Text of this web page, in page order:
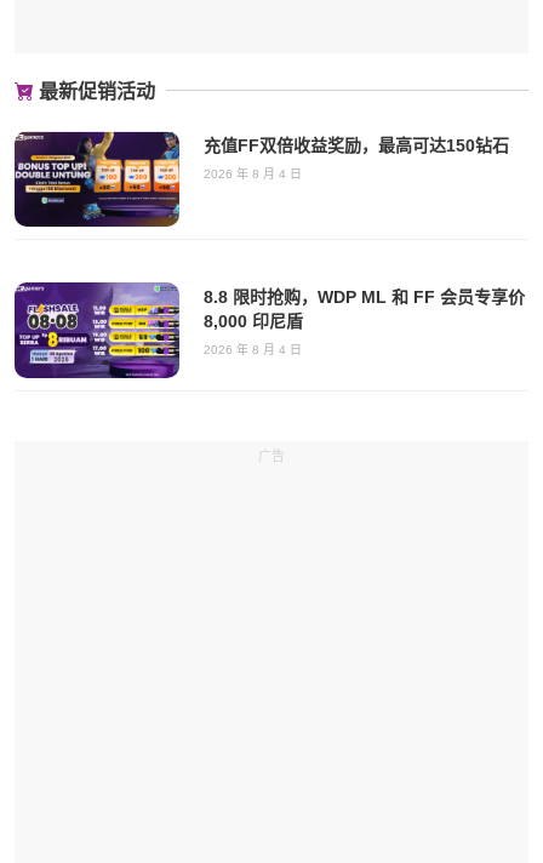
最新促销活动
充值FF双倍收益奖励，最高可达150钻石
2026 年 8 月 4 日
8.8 限时抢购，WDP ML 和 FF 会员专享价
8,000 印尼盾
2026 年 8 月 4 日
广告